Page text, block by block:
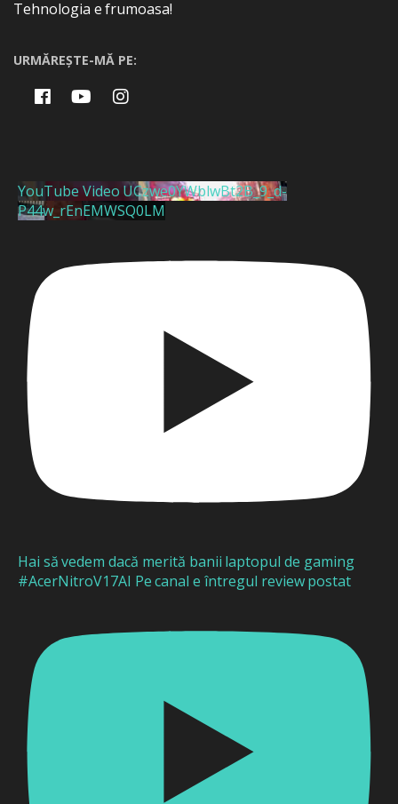
Tehnologia e frumoasa!
URMĂREȘTE-MĂ PE:
YouTube Video UCzwe0YWblwBt2B_9_d-
P44w_rEnEMWSQ0LM
Hai să vedem dacă merită banii laptopul de gaming
#AcerNitroV17AI Pe canal e întregul review postat